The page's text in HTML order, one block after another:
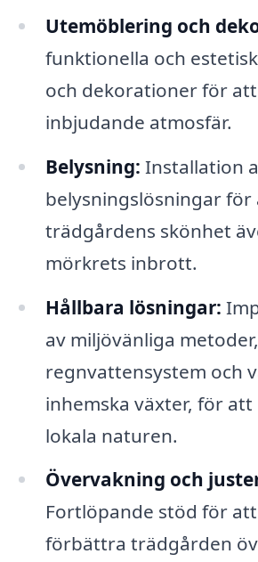
Utemöblering och
funktionella och
och dekorationer för
inbjudande atmosfär.
Belysning: Installation
belysningslösningar
trädgårdens skönhet
mörkrets inbrott.
Hållbara lösningar:
av miljövänliga
regnvattensystem och
inhemska växter, för
lokala naturen.
Övervakning och
Fortlöpande stöd för
förbättra trädgården